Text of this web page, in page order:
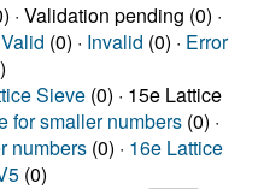
· Validation pending (0) ·
Valid (0) · Invalid (0) · Error
Sieve (0) · 15e Lattice
for smaller numbers (0) ·
numbers (0) · 16e Lattice
(0)